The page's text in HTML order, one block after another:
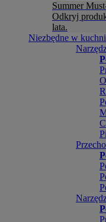
Summer
Odkryj
lata.
Niezbędne w kuchni